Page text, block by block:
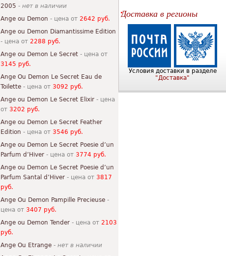
2005 - нет в наличии
Ange ou Demon - цена от 2642 руб.
Ange ou Demon Diamantissime Edition
- цена от 2288 руб.
Ange ou Demon Le Secret - цена от
3145 руб.
Ange Ou Demon Le Secret Eau de
Toilette - цена от 3092 руб.
Ange ou Demon Le Secret Elixir - цена
от 3202 руб.
Ange ou Demon Le Secret Feather
Edition - цена от 3546 руб.
Ange ou Demon Le Secret Poesie d’un
Parfum d’Hiver - цена от 3774 руб.
Ange ou Demon Le Secret Poesie d’un
Parfum Santal d’Hiver - цена от 3817
руб.
Ange Ou Demon Pampille Precieuse -
цена от 3407 руб.
Ange ou Demon Tender - цена от 2103
руб.
Ange Ou Etrange - нет в наличии
Доставка в регионы
Условия доставки в разделе
"Доставка"